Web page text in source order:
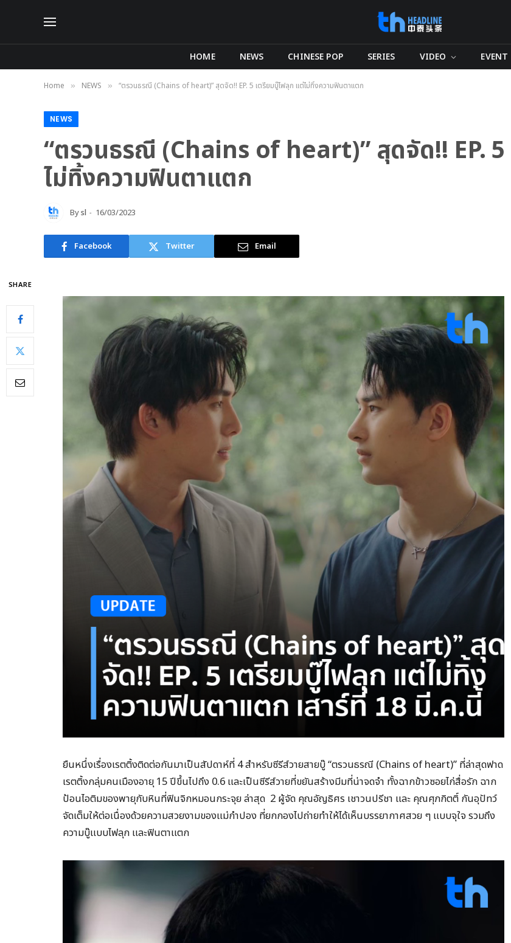
HOME NEWS CHINESE POP SERIES VIDEO EVENT
Home » NEWS » “ตรวนธรณี (Chains of heart)” สุดจัด!! EP. 5 เตรียมบู๊ไฟลุก แต่ไม่ทิ้งความฟินตาแตก
NEWS
“ตรวนธรณี (Chains of heart)” สุดจัด!! EP.
ไม่ทิ้งความฟินตาแตก
Bysl 16/03/2023
Facebook Twitter Email
SHARE
ยืนหนึ่งเรื่องเรตติ้งติดต่อกันมาเป็นสัปดาห์ที่ 4 สำหรับซีรีส์วายสายบู๊ “ตรวนธรณี (Chains of heart)” ที่ล่าสุดฟาด
เรตติ้งกลุ่มคนเมืองอายุ 15 ปีขึ้นไปถึง 0.6 และเป็นซีรีส์วายที่ขยันสร้างมีมที่น่าจดจำ ทั้งฉากข้าวซอยไก่สื่อรัก ฉาก
ป้อนไอติมของพายุกับหินที่ฟินจิกหมอนกระจุย ล่าสุด 2 ผู้จัด คุณอัญธิศร เชาวนปรีชา และ คุณศุภกิตติ์ กันอุปัทว์
จัดเต็มให้ต่อเนื่องด้วยความสวยงามของแม่กำปอง ที่ยกกองไปถ่ายทำให้ได้เห็นบรรยากาศสวย ๆ แบบจุใจ รวมถึง
ความบู๊แบบไฟลุก และฟินตาแตก